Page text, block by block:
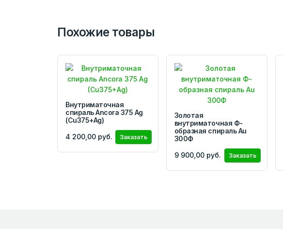
Похожие товары
Внутриматочная
спираль Ancora 375 Ag
(Cu375+Ag)
4 200,00 руб. Заказать
Золотая
внутриматочная Ф-
образная спираль Au
300Ф
9 900,00 руб. Заказать